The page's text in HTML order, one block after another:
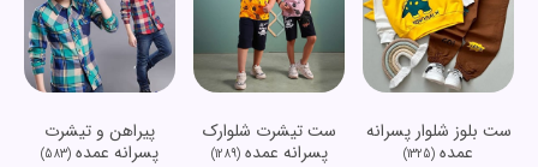
ست بلوز شلوار پسرانه
عمده (1325)
ست تیشرت شلوارک
پسرانه عمده(1289)
پیراهن و تیشرت
پسرانه عمده (583)